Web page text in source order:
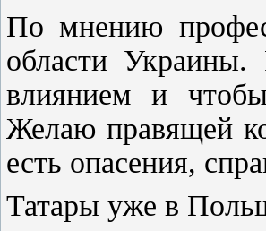
По мнению
области
влиянием и
Желаю правящей
есть опасения,
Татары уже в